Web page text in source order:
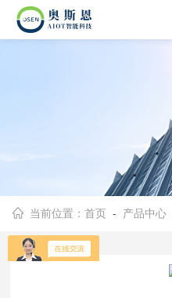
当前位置：首页 - 产品中心